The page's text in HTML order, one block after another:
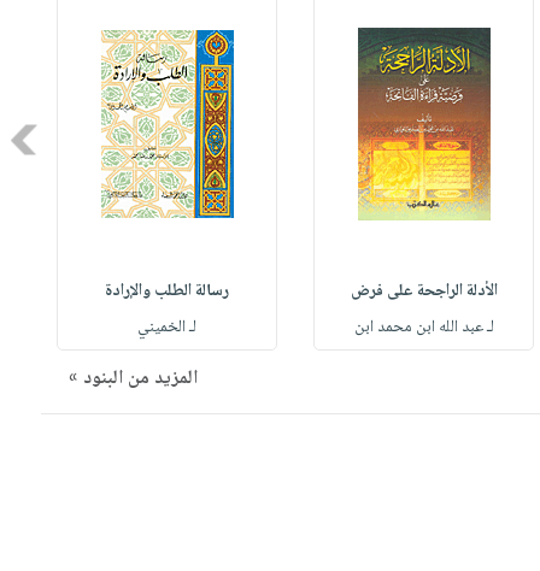
الأدلة الراجحة على فرض
لـ عبد الله ابن محمد ابن
رسالة الطلب والإرادة
لـ الخميني
المزيد من البنود »